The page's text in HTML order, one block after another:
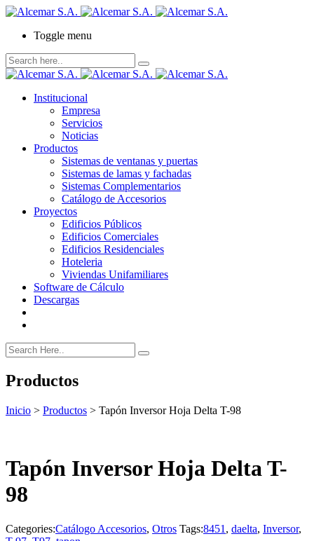
Toggle menu
Institucional
Empresa
Servicios
Noticias
Productos
Sistemas de ventanas y puertas
Sistemas de lamas y fachadas
Sistemas Complementarios
Catálogo de Accesorios
Proyectos
Edificios Públicos
Edificios Comerciales
Edificios Residenciales
Hoteleria
Viviendas Unifamiliares
Software de Cálculo
Descargas
Productos
Inicio > Productos > Tapón Inversor Hoja Delta T-98
Tapón Inversor Hoja Delta T-
98
Categories:Catálogo Accesorios, Otros Tags:8451 , daelta, Inversor,